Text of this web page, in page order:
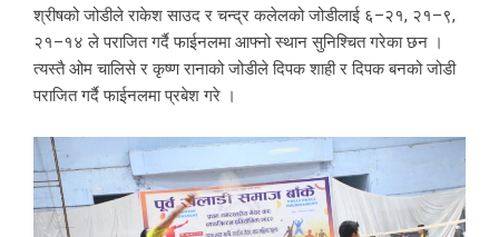
श्रीषको जोडीले राकेश साउद र चन्द्र कलेलको जोडीलाई ६–२१, २१–९,
२१–१४ ले पराजित गर्दै फाईनलमा आफ्नो स्थान सुनिश्चित गरेका छन ।
त्यस्तै ओम चालिसे र कृष्ण रानाको जोडीले दिपक शाही र दिपक बनको जोडी
पराजित गर्दै फाईनलमा प्रबेश गरे ।